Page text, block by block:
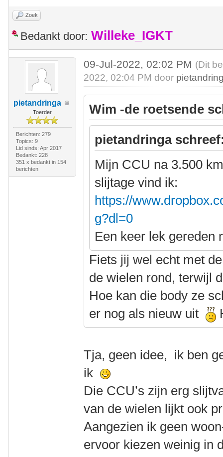
Zoek
Bedankt door: Willeke_IGKT
pietandringa
Toerder
Berichten: 279
Topics: 9
Lid sinds: Apr 2017
Bedankt: 228
351 x bedankt in 154
berichten
09-Jul-2022, 02:02 PM (Dit
2022, 02:04 PM door
Wim -de roetsende
pietandringa
Mijn CCU na 3.500
slijtage vind ik:
https://
g?dl=0
Een keer lek gereden
Fiets jij wel echt met
de wielen rond, terwijl
Hoe kan die body ze
er nog als nieuw uit
Tja, geen idee, ik ben
ik
Die CCU’s zijn erg
van de wielen lijkt ook
Aangezien ik geen
ervoor kiezen weinig in